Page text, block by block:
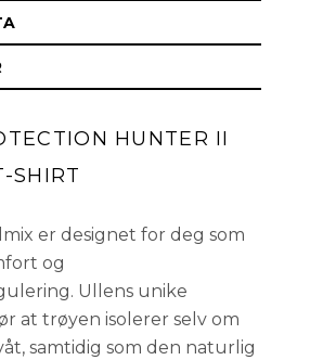
På lager
HUNTER II
SHIRT
er designet for deg som
og
Ullens unike
at trøyen isolerer selv om
samtidig som den naturlig